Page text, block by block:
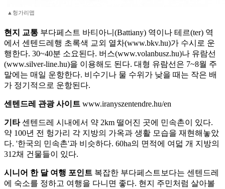
▲헝가리맵
현지 교통 부다페스트 바티아니(Battiany) 역이나 테르(ter) 역
에서 센텐드레행 초록색 교외 열차(www.bkv.hu)가 수시로 운
행한다. 30~40분 소요된다. 버스(www.volanbusz.hu)나 유람선
(www.silver-line.hu)을 이용해도 된다. 대형 유람선은 7~8월 주
말에는 매일 운항한다. 비수기나 물 수위가 낮을 때는 작은 배
가 정기적으로 운항된다.
센텐드레 관광 사이트 www.iranyszentendre.hu/en
기타센텐드레 시내에서 약 2km 떨어진 곳에 민속촌이 있다.
약 100년 전 헝가리 각 지방의 가옥과 생활 모습을 재현해놓았
다. '한국의 민속촌'과 비슷하다. 60ha의 면적에 여덟 개 지방의
312채 건물들이 있다.
시니어 한 달 여행 포인트 복잡한 부다페스트보다는 센텐드레
에 숙소를 정하고 여행을 다니면 좋다. 현지 주민처럼 살아볼